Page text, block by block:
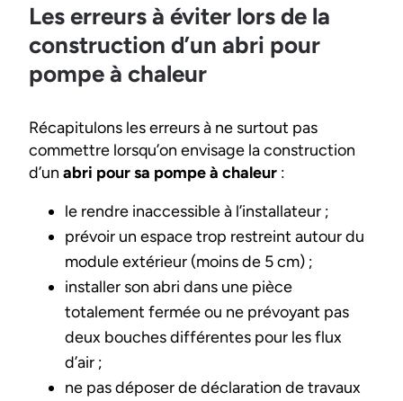
Les erreurs à éviter lors de la
construction d’un abri pour
pompe à chaleur
Récapitulons les erreurs à ne surtout pas
commettre lorsqu’on envisage la construction
d’un abri pour sa pompe à chaleur :
le rendre inaccessible à l’installateur ;
prévoir un espace trop restreint autour du
module extérieur (moins de 5 cm) ;
installer son abri dans une pièce
totalement fermée ou ne prévoyant pas
deux bouches différentes pour les flux
d’air ;
ne pas déposer de déclaration de travaux